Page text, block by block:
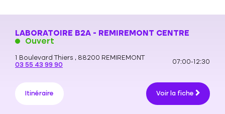
LABORATOIRE B2A - REMIREMONT CENTRE
Ouvert
1 Boulevard Thiers , 88200 REMIREMONT
03 55 43 99 90
07:00-12:30
Itinéraire Voir la fiche